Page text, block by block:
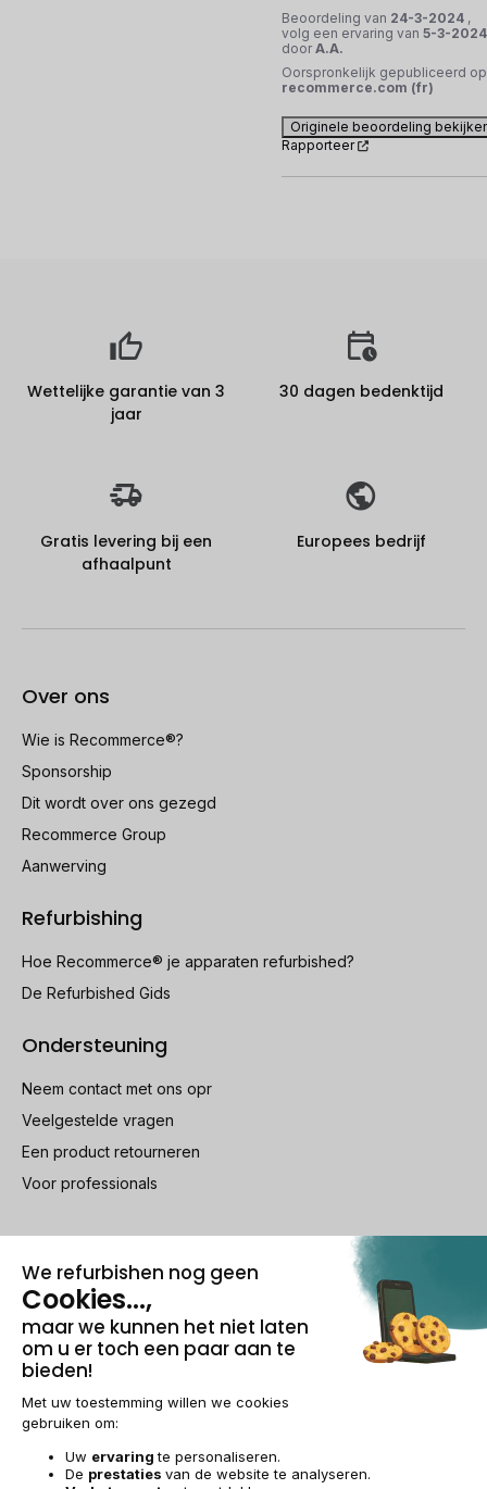
Beoordeling van 24-3-2024 ,
volg een ervaring van 5-3-2024
door A.A.
Oorspronkelijk gepubliceerd op
recommerce.com (fr)
Originele beoordeling
Rapporteer
Wettelijke garantie van 3
jaar
30 dagen bedenktijd
Gratis levering bij een
afhaalpunt
Europees bedrijf
Over ons
Wie is Recommerce®?
Sponsorship
Dit wordt over ons gezegd
Recommerce Group
Aanwerving
Refurbishing
Hoe Recommerce® je apparaten refurbished?
De Refurbished Gids
Ondersteuning
Neem contact met ons opr
Veelgestelde vragen
Een product retourneren
Voor professionals
100% beveiligde betaling
Wettelijke vermeldingen & AGBeheer van cookies
Algemene verkoopvoorwaarden
Toegankelijkheid